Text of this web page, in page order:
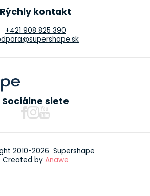
Rýchly kontakt
+421 908 825 390
Sociálne siete
2010-2026 Supershape
Created by Anawe